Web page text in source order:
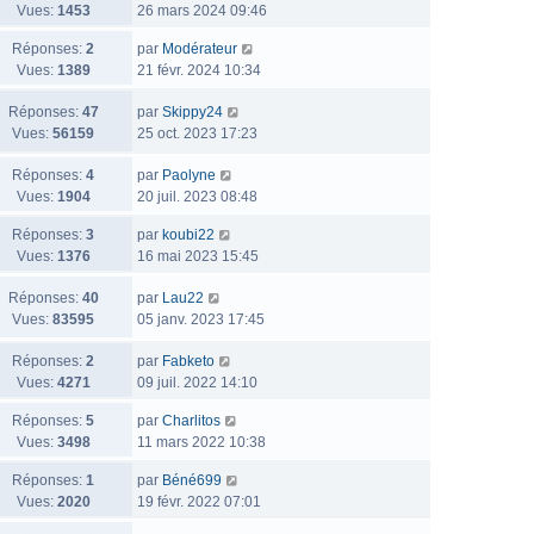
Vues: 1453
26 mars 2024 09:46
Réponses: 2
Vues: 1389
par Modérateur
21 févr. 2024 10:34
Réponses: 47
Vues: 56159
par Skippy24
25 oct. 2023 17:23
Réponses: 4
Vues: 1904
par Paolyne
20 juil. 2023 08:48
Réponses: 3
Vues: 1376
par koubi22
16 mai 2023 15:45
Réponses: 40
Vues: 83595
par Lau22
05 janv. 2023 17:45
Réponses: 2
Vues: 4271
par Fabketo
09 juil. 2022 14:10
Réponses: 5
Vues: 3498
par Charlitos
11 mars 2022 10:38
Réponses: 1
Vues: 2020
par Béné699
19 févr. 2022 07:01